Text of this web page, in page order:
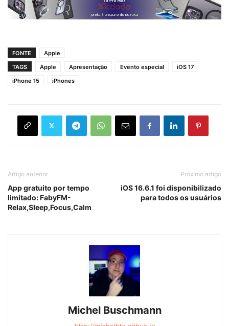
FONTE
Apple
TAGS
Apple Apresentação Evento especial
iOS 17
iPhone 15
iPhones
Artigo anterior
App gratuito por tempo
limitado: FabyFM-
Relax,Sleep,Focus,Calm
Próximo artigo
iOS 16.6.1 foi disponibilizado
para todos os usuários
Michel Buschmann